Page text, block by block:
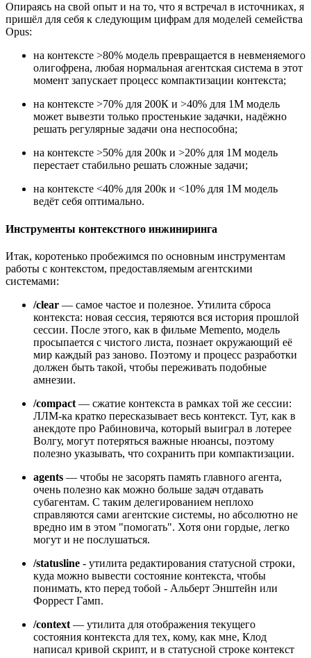
Опираясь на свой опыт и на то, что я встречал в источниках, я
пришёл для себя к следующим цифрам для моделей семейства
Opus:
на контексте >80% модель превращается в невменяемого
олигофрена, любая нормальная агентская система в этот
момент запускает процесс компактизации контекста;
на контексте >70% для 200К и >40% для 1М модель
может вывезти только простенькие задачки, надёжно
решать регулярные задачи она неспособна;
на контексте >50% для 200к и >20% для 1М модель
перестает стабильно решать сложные задачи;
на контексте <40% для 200к и <10% для 1М модель
ведёт себя оптимально.
Инструменты контекстного инжиниринга
Итак, коротенько пробежимся по основным инструментам
работы с контекстом, предоставляемым агентскими
системами:
/clear — самое частое и полезное. Утилита сброса
контекста: новая сессия, теряются вся история прошлой
сессии. После этого, как в фильме Memento, модель
просыпается с чистого листа, познает окружающий её
мир каждый раз заново. Поэтому и процесс разработки
должен быть такой, чтобы переживать подобные
амнезии.
/compact — сжатие контекста в рамках той же сессии:
ЛЛМ-ка кратко пересказывает весь контекст. Тут, как в
анекдоте про Рабиновича, который выиграл в лотерее
Волгу, могут потеряться важные нюансы, поэтому
полезно указывать, что сохранить при компактизации.
agents — чтобы не засорять память главного агента,
очень полезно как можно больше задач отдавать
субагентам. С таким делегированием неплохо
справляются сами агентские системы, но абсолютно не
вредно им в этом "помогать". Хотя они гордые, легко
могут и не послушаться.
/statusline - утилита редактирования статусной строки,
куда можно вывести состояние контекста, чтобы
понимать, кто перед тобой - Альберт Энштейн или
Форрест Гамп.
/context — утилита для отображения текущего
состояния контекста для тех, кому, как мне, Клод
написал кривой скрипт, и в статусной строке контекст